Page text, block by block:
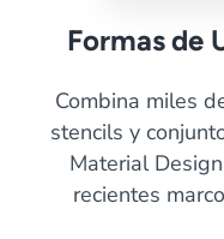
Formas de
Combina miles
stencils y
Material
recientes